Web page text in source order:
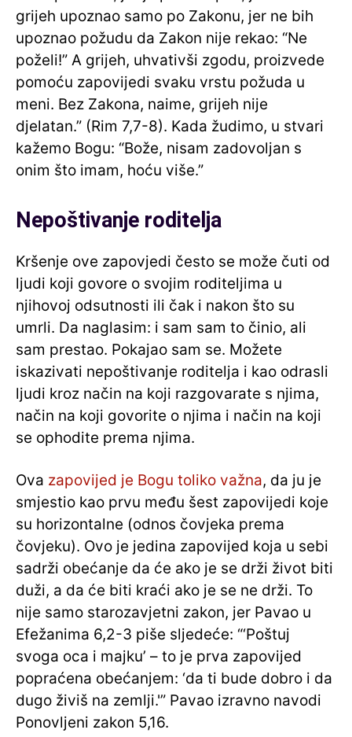
grijeh upoznao samo po Zakonu, jer ne bih
upoznao požudu da Zakon nije rekao: “Ne
poželi!” A grijeh, uhvativši zgodu, proizvede
pomoću zapovijedi svaku vrstu požuda u
meni. Bez Zakona, naime, grijeh nije
djelatan.” (Rim 7,7-8). Kada žudimo, u stvari
kažemo Bogu: “Bože, nisam zadovoljan s
onim što imam, hoću više.”
Nepoštivanje roditelja
Kršenje ove zapovjedi često se može čuti od
ljudi koji govore o svojim roditeljima u
njihovoj odsutnosti ili čak i nakon što su
umrli. Da naglasim: i sam sam to činio, ali
sam prestao. Pokajao sam se. Možete
iskazivati ​​nepoštivanje roditelja i kao odrasli
ljudi kroz način na koji razgovarate s njima,
način na koji govorite o njima i način na koji
se ophodite prema njima.
Ova zapovijed je Bogu toliko važna, da ju je
smjestio kao prvu među šest zapovijedi koje
su horizontalne (odnos čovjeka prema
čovjeku). Ovo je jedina zapovijed koja u sebi
sadrži obećanje da će ako je se drži život biti
duži, a da će biti kraći ako je se ne drži. To
nije samo starozavjetni zakon, jer Pavao u
Efežanima 6,2-3 piše sljedeće: “‘Poštuj
svoga oca i majku’ – to je prva zapovijed
popraćena obećanjem: ‘da ti bude dobro i da
dugo živiš na zemlji.'” Pavao izravno navodi
Ponovljeni zakon 5,16.